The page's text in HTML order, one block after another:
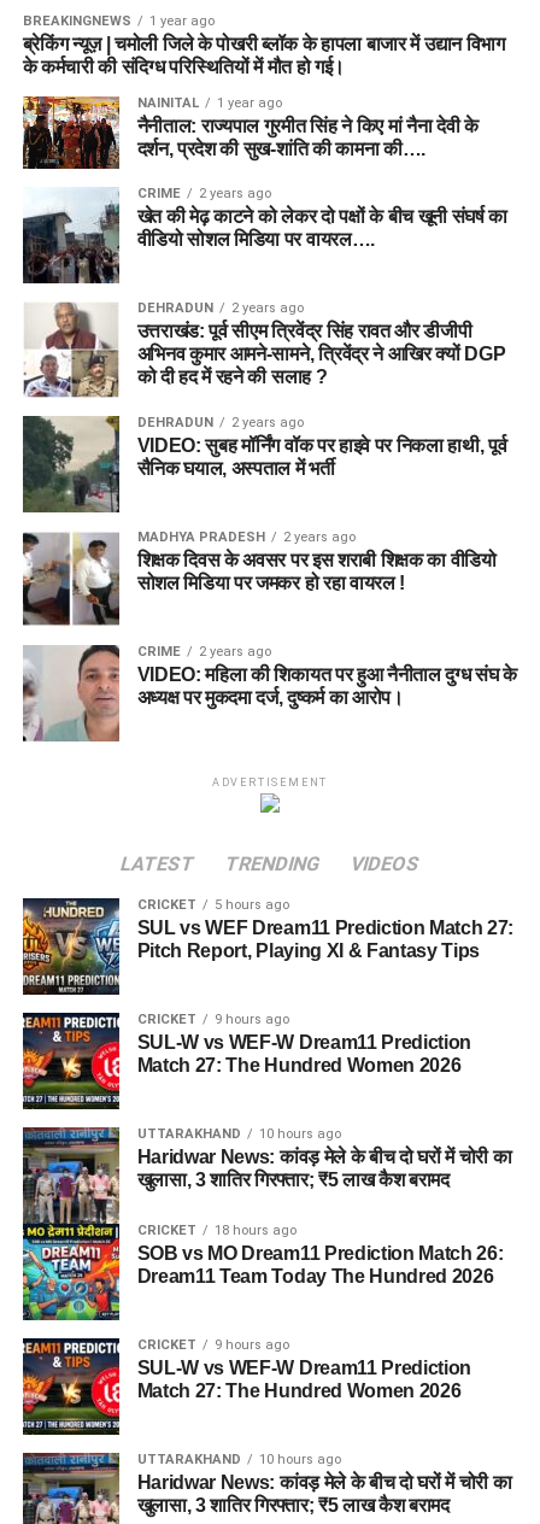
BREAKINGNEWS 1 year ago
ब्रेकिंग न्यूज़ | चमोली जिले के पोखरी ब्लॉक के हापला बाजार में उद्यान विभाग
के कर्मचारी की संदिग्ध परिस्थितियों में मौत हो गई।
NAINITAL 1 year ago
नैनीताल: राज्यपाल गुरमीत सिंह ने किए मां नैना देवी के
दर्शन, प्रदेश की सुख-शांति की कामना की….
CRIME 2 years ago
खेत की मेढ़ काटने को लेकर दो पक्षों के बीच खूनी संघर्ष का
वीडियो सोशल मिडिया पर वायरल….
DEHRADUN 2 years ago
उत्तराखंड: पूर्व सीएम त्रिवेंद्र सिंह रावत और डीजीपी
अभिनव कुमार आमने-सामने, त्रिवेंद्र ने आखिर क्यों DGP
को दी हद में रहने की सलाह ?
DEHRADUN 2 years ago
VIDEO: सुबह मॉर्निंग वॉक पर हाइवे पर निकला हाथी, पूर्व
सैनिक घयाल, अस्पताल में भर्ती
MADHYA PRADESH 2 years ago
शिक्षक दिवस के अवसर पर इस शराबी शिक्षक का वीडियो
सोशल मिडिया पर जमकर हो रहा वायरल !
CRIME 2 years ago
VIDEO: महिला की शिकायत पर हुआ नैनीताल दुग्ध संघ के
अध्यक्ष पर मुकदमा दर्ज, दुष्कर्म का आरोप।
ADVERTISEMENT
LATEST TRENDING VIDEOS
CRICKET 5 hours ago
SUL vs WEF Dream11 Prediction Match 27:
Pitch Report, Playing XI & Fantasy Tips
CRICKET 9 hours ago
SUL-W vs WEF-W Dream11 Prediction
Match 27: The Hundred Women 2026
UTTARAKHAND 10 hours ago
Haridwar News: कांवड़ मेले के बीच दो घरों में चोरी का
खुलासा, 3 शातिर गिरफ्तार; ₹5 लाख कैश बरामद
CRICKET 18 hours ago
SOB vs MO Dream11 Prediction Match 26:
Dream11 Team Today The Hundred 2026
CRICKET 9 hours ago
SUL-W vs WEF-W Dream11 Prediction
Match 27: The Hundred Women 2026
UTTARAKHAND 10 hours ago
Haridwar News: कांवड़ मेले के बीच दो घरों में चोरी का
खुलासा, 3 शातिर गिरफ्तार; ₹5 लाख कैश बरामद